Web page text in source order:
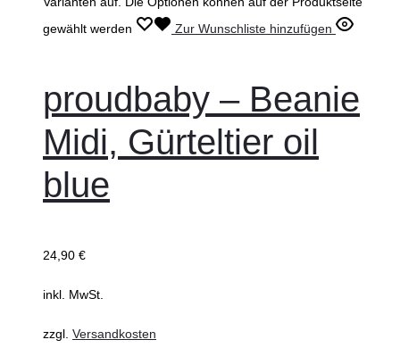
gewählt werden
Zur Wunschliste hinzufügen
proudbaby – Beanie
Midi, Gürteltier oil
blue
24,90 €
inkl. MwSt.
zzgl. Versandkosten